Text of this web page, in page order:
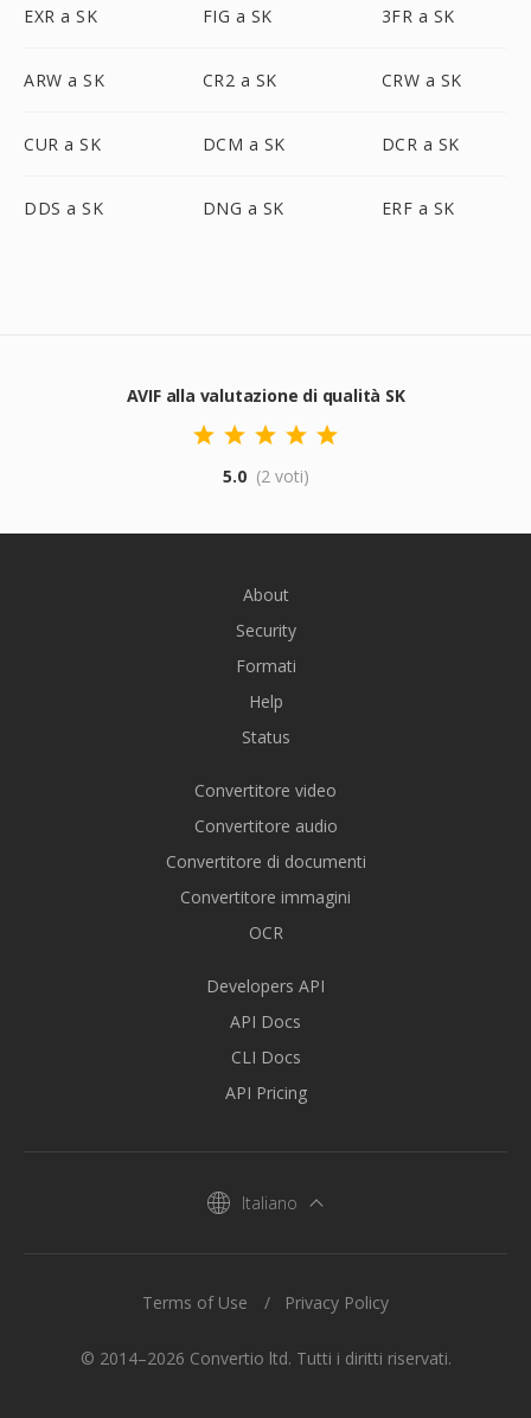
EXR a SK FIG a SK 3FR a SK
ARW a SK CR2 a SK CRW a SK
CUR a SK DCM a SK DCR a SK
DDS a SK DNG a SK ERF a SK
AVIF alla valutazione di qualità SK
5.0 (2 voti)
About
Security
Formati
Help
Status
Convertitore video
Convertitore audio
Convertitore di documenti
Convertitore immagini
OCR
Developers API
API Docs
CLI Docs
API Pricing
Italiano
© 2014–2026 Convertio ltd. Tutti i diritti riservati.
Terms of Use Privacy Policy